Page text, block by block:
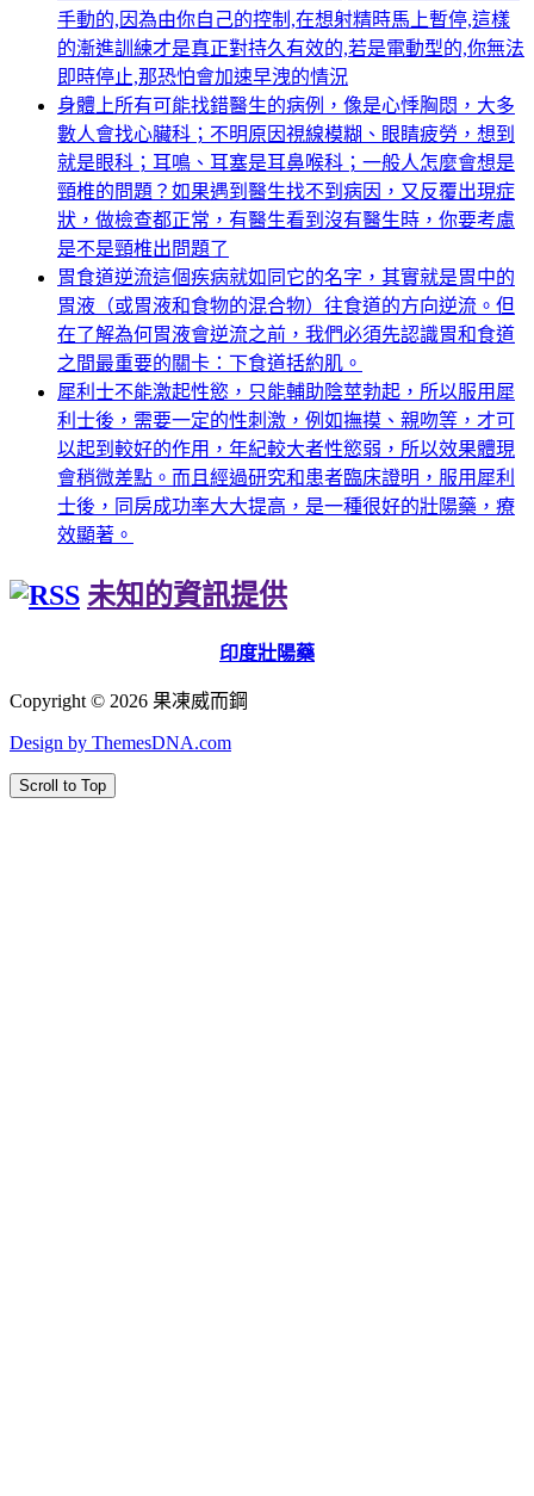
手動的,因為由你自己的控制,在想射精時馬上暫停,這樣
的漸進訓練才是真正對持久有效的,若是電動型的,你無法
即時停止,那恐怕會加速早洩的情況
身體上所有可能找錯醫生的病例，像是心悸胸悶，大多
數人會找心臟科；不明原因視線模糊、眼睛疲勞，想到
就是眼科；耳鳴、耳塞是耳鼻喉科；一般人怎麼會想是
頸椎的問題？如果遇到醫生找不到病因，又反覆出現症
狀，做檢查都正常，有醫生看到沒有醫生時，你要考慮
是不是頸椎出問題了
胃食道逆流這個疾病就如同它的名字，其實就是胃中的
胃液（或胃液和食物的混合物）往食道的方向逆流。但
在了解為何胃液會逆流之前，我們必須先認識胃和食道
之間最重要的關卡：下食道括約肌。
犀利士不能激起性慾，只能輔助陰莖勃起，所以服用犀
利士後，需要一定的性刺激，例如撫摸、親吻等，才可
以起到較好的作用，年紀較大者性慾弱，所以效果體現
會稍微差點。而且經過研究和患者臨床證明，服用犀利
士後，同房成功率大大提高，是一種很好的壯陽藥，療
效顯著。
未知的資訊提供
印度壯陽藥
Copyright © 2026 果凍威而鋼
Design by ThemesDNA.com
Scroll to Top